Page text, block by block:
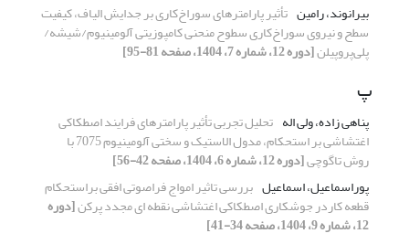
بیرانوند، رامین تأثیر پارامترهای سوراخ‌کاری بر جدایش الیاف، کیفیت
سطح و نیروی سوراخ‌کاری سطوح منحنی کامپوزیتی‌ آلومینیوم/شیشه/
پلی‌پروپیلن[دوره 12، شماره 7، 1404، صفحه 81-95]
پ
پناهی زاده، ولی اله تحلیل تجربی تأثیر پارامترهای فرایند اصطکاکی
اغتشاشی بر استحکام، مدول الاستیک و سختی آلومینیوم 7075 با
روش تاگوچی[دوره 12، شماره 6، 1404، صفحه 42-56]
پوراسماعیل، اسماعیل بررسی تاثیر امواج فراصوتی افقی براستحکام
قطعه کاردر جوشکاری اصطکاکیاغتشاشی نقطه ای مجدد پرکن[دوره
12، شماره 9، 1404، صفحه 34-41]